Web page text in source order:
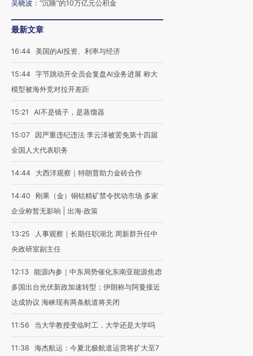
吴晓波 ： “沉睡”的10万亿元公积金
最新文章
16:44 美国的AI投资、利率与经济
15:44 字节跳动开全员会复盘AI业务进展 称大
模型被海外竞对拉开差距
15:21 AI不是镜子，是蒸馏器
15:07
因严重违纪违法 李云泽被罢免第十四届
全国人大代表职务
14:44 大西洋观察｜特朗普助力金砖合作
14:40
刚果（金）铜钴精矿禁令扰动市场 多家
企业称暂无影响 | 出海·政策
13:25
人事观察｜长期任职湖北 周新群升任中
央政研室副主任
12:13
能源内参｜中东局势催化东南亚能源焦虑
多国出台光伏新政加速转型；伊朗称与阿曼接近
达成协议 海峡现有两条航道将关闭
11:56 当大学教授变临时工，大学还是大学吗
11:38 海杰航运：今夏北极航道运营将扩大至7